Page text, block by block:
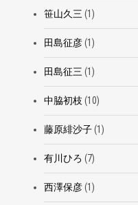
笹山久三 (1)
田島征彦(1)
田島征三 (1)
中脇初枝 (10)
藤原緋沙子(1)
有川ひろ (7)
西澤保彦(1)